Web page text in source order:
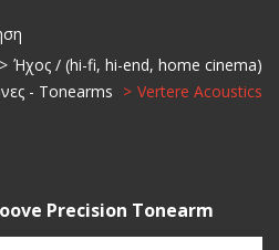
Ήχος / (hi-fi, hi-end, home cinema)
- Tonearms
Vertere Acoustics
Precision Tonearm